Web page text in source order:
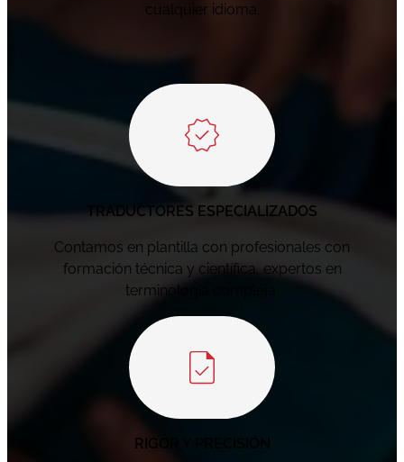
cualquier idioma.
TRADUCTORES ESPECIALIZADOS
Contamos en plantilla con profesionales con
formación técnica y científica, expertos en
terminología compleja.
RIGOR Y PRECISIÓN